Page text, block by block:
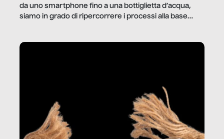
da uno smartphone fino a una bottiglietta d’acqua,
siamo in grado di ripercorrere i processi alla base
dietro gli oggetti e i servizi che fanno la nostra vita